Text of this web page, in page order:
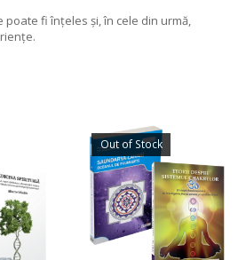
fi înţeles şi, în cele din urmă,
Out of Stock